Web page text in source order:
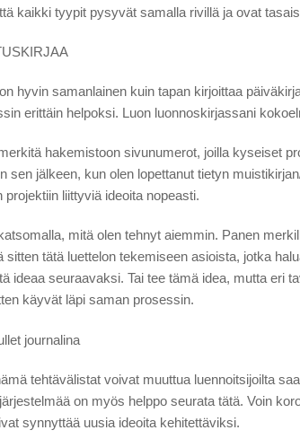
kaikki tyypit pysyvät samalla rivillä ja ovat
hyvin samanlainen kuin tapan kirjoittaa
erittäin helpoksi. Luon luonnoskirjassani
hakemistoon sivunumerot, joilla kyseiset
sen jälkeen, kun olen lopettanut tietyn
liittyviä ideoita nopeasti.
mitä olen tehnyt aiemmin. Panen
tätä luettelon tekemiseen asioista, jotka
ideaa seuraavaksi. Tai tee tämä idea, mutta eri
käyvät läpi saman prosessin.
tehtävälistat voivat muuttua luennoitsijoilta
on myös helppo seurata tätä. Voin
synnyttää uusia ideoita kehitettäviksi.